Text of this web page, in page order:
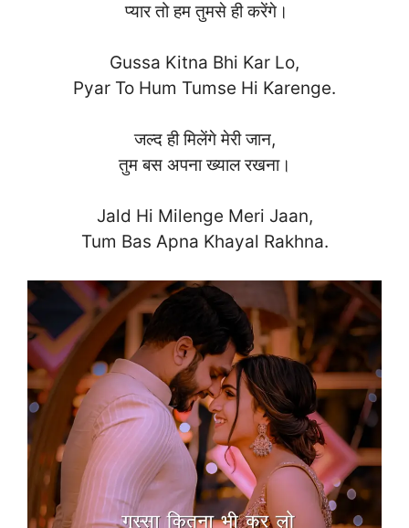
प्यार तो हम तुमसे ही करेंगे।
Gussa Kitna Bhi Kar Lo,
Pyar To Hum Tumse Hi Karenge.
जल्द ही मिलेंगे मेरी जान,
तुम बस अपना ख्याल रखना।
Jald Hi Milenge Meri Jaan,
Tum Bas Apna Khayal Rakhna.